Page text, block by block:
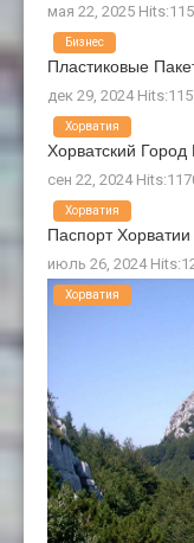
мая 22, 2025
Пластиковые
дек 29, 2024
Бизнес
Хорватский
сен 22, 2024
Хорватия
Паспорт
июль 26, 2024
Хорватия
Хорватия